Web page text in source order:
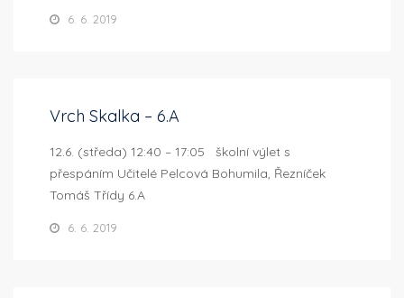
6. 6. 2019
Vrch Skalka – 6.A
12.6. (středa) 12:40 – 17:05 školní výlet s
přespáním Učitelé Pelcová Bohumila, Řezníček
Tomáš Třídy 6.A
6. 6. 2019